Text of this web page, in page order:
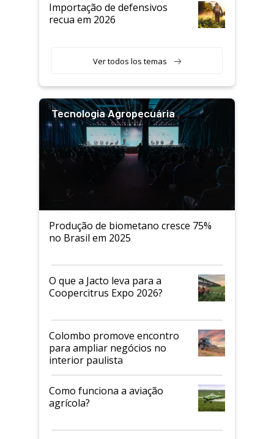
Importação de defensivos
recua em 2026
Ver todos los temas
Tecnologia Agropecuária
Produção de biometano cresce 75%
no Brasil em 2025
O que a Jacto leva para a
Coopercitrus Expo 2026?
Colombo promove encontro
para ampliar negócios no
interior paulista
Como funciona a aviação
agrícola?